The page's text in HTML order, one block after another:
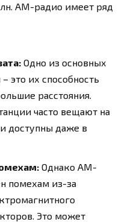
AM-радио имеет ряд
Одно из основных
это их способность
расстояния.
часто вещают на
доступны даже в
Однако AM-
помехам из-за
Это может